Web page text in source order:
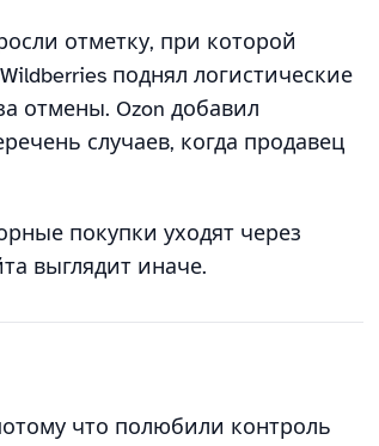
отметку, при которой
поднял логистические
отмены. Ozon добавил
случаев, когда продавец
покупки уходят через
выглядит иначе.
что полюбили контроль